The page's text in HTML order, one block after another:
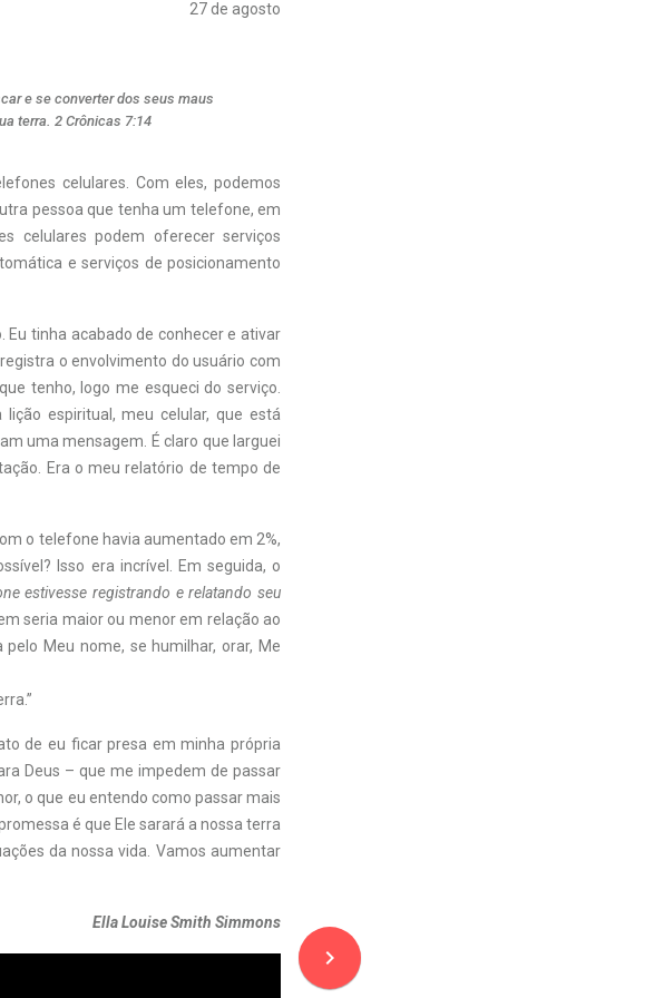
27 de agosto
e se converter dos seus maus
terra. 2 Crônicas 7:14
celulares. Com eles, podemos
pessoa que tenha um telefone, em
celulares podem oferecer serviços
e serviços de posicionamento
tinha acabado de conhecer e ativar
o envolvimento do usuário com
tenho, logo me esqueci do serviço.
espiritual, meu celular, que está
uma mensagem. É claro que larguei
Era o meu relatório de tempo de
o telefone havia aumentado em 2%,
Isso era incrível. Em seguida, o
estivesse registrando e relatando seu
seria maior ou menor em relação ao
Meu nome, se humilhar, orar, Me
de eu ficar presa em minha própria
Deus – que me impedem de passar
o que eu entendo como passar mais
é que Ele sarará a nossa terra
da nossa vida. Vamos aumentar
Ella Louise Smith Simmons
navigate_next